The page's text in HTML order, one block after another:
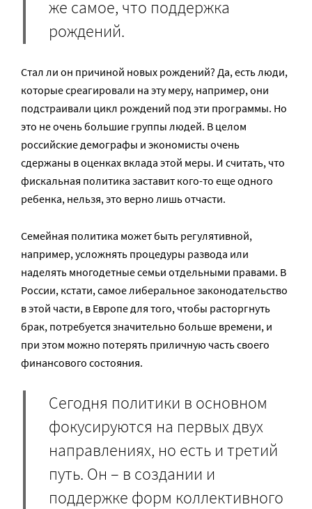
же самое, что поддержка
рождений.
Стал ли он причиной новых рождений? Да, есть люди,
которые среагировали на эту меру, например, они
подстраивали цикл рождений под эти программы. Но
это не очень большие группы людей. В целом
российские демографы и экономисты очень
сдержаны в оценках вклада этой меры. И считать, что
фискальная политика заставит кого-то еще одного
ребенка, нельзя, это верно лишь отчасти.
Семейная политика может быть регулятивной,
например, усложнять процедуры развода или
наделять многодетные семьи отдельными правами. В
России, кстати, самое либеральное законодательство
в этой части, в Европе для того, чтобы расторгнуть
брак, потребуется значительно больше времени, и
при этом можно потерять приличную часть своего
финансового состояния.
Сегодня политики в основном
фокусируются на первых двух
направлениях, но есть и третий
путь. Он – в создании и
поддержке форм коллективного